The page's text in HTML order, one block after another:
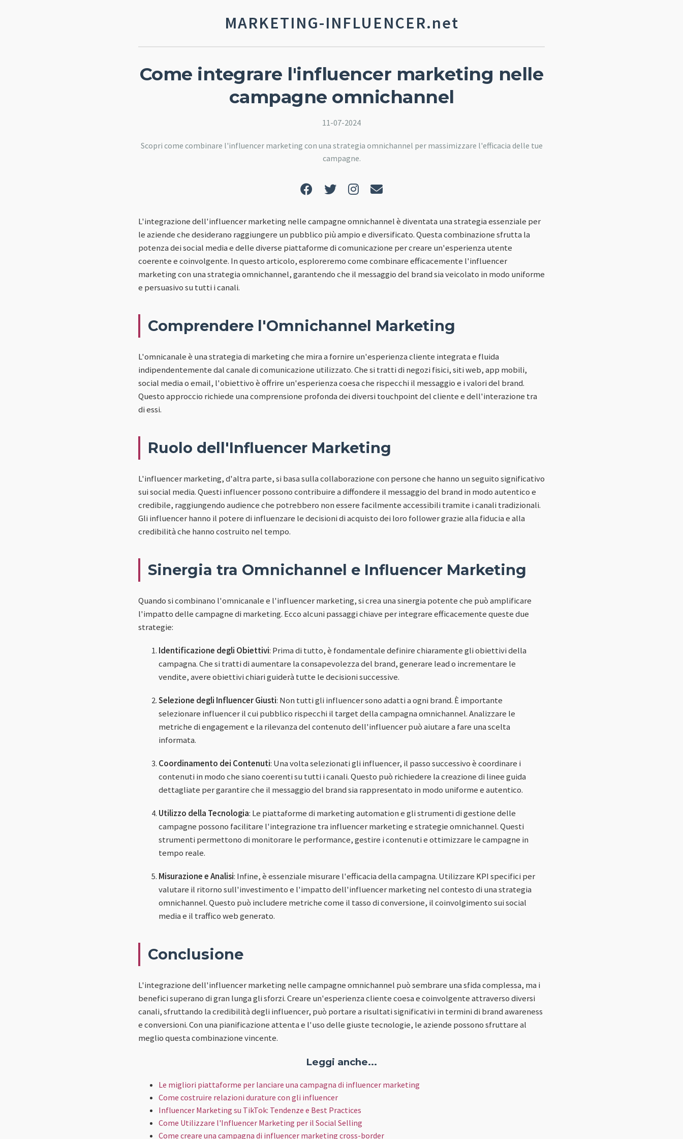
MARKETING-INFLUENCER.net
Come integrare l'influencer marketing nelle
campagne omnichannel
11-07-2024
Scopri come combinare l'influencer marketing con una strategia omnichannel per massimizzare l'efficacia delle tue
campagne.
L'integrazione dell'influencer marketing nelle campagne omnichannel è diventata una strategia essenziale per
le aziende che desiderano raggiungere un pubblico più ampio e diversificato. Questa combinazione sfrutta la
potenza dei social media e delle diverse piattaforme di comunicazione per creare un'esperienza utente
coerente e coinvolgente. In questo articolo, esploreremo come combinare efficacemente l'influencer
marketing con una strategia omnichannel, garantendo che il messaggio del brand sia veicolato in modo uniforme
e persuasivo su tutti i canali.
Comprendere l'Omnichannel Marketing
L'omnicanale è una strategia di marketing che mira a fornire un'esperienza cliente integrata e fluida
indipendentemente dal canale di comunicazione utilizzato. Che si tratti di negozi fisici, siti web, app mobili,
social media o email, l'obiettivo è offrire un'esperienza coesa che rispecchi il messaggio e i valori del brand.
Questo approccio richiede una comprensione profonda dei diversi touchpoint del cliente e dell'interazione tra
di essi.
Ruolo dell'Influencer Marketing
L'influencer marketing, d'altra parte, si basa sulla collaborazione con persone che hanno un seguito significativo
sui social media. Questi influencer possono contribuire a diffondere il messaggio del brand in modo autentico e
credibile, raggiungendo audience che potrebbero non essere facilmente accessibili tramite i canali tradizionali.
Gli influencer hanno il potere di influenzare le decisioni di acquisto dei loro follower grazie alla fiducia e alla
credibilità che hanno costruito nel tempo.
Sinergia tra Omnichannel e Influencer Marketing
Quando si combinano l'omnicanale e l'influencer marketing, si crea una sinergia potente che può amplificare
l'impatto delle campagne di marketing. Ecco alcuni passaggi chiave per integrare efficacemente queste due
strategie:
Identificazione degli Obiettivi: Prima di tutto, è fondamentale definire chiaramente gli obiettivi della
campagna. Che si tratti di aumentare la consapevolezza del brand, generare lead o incrementare le
vendite, avere obiettivi chiari guiderà tutte le decisioni successive.
Selezione degli Influencer Giusti: Non tutti gli influencer sono adatti a ogni brand. È importante
selezionare influencer il cui pubblico rispecchi il target della campagna omnichannel. Analizzare le
metriche di engagement e la rilevanza del contenuto dell'influencer può aiutare a fare una scelta
informata.
Coordinamento dei Contenuti: Una volta selezionati gli influencer, il passo successivo è coordinare i
contenuti in modo che siano coerenti su tutti i canali. Questo può richiedere la creazione di linee guida
dettagliate per garantire che il messaggio del brand sia rappresentato in modo uniforme e autentico.
Utilizzo della Tecnologia: Le piattaforme di marketing automation e gli strumenti di gestione delle
campagne possono facilitare l'integrazione tra influencer marketing e strategie omnichannel. Questi
strumenti permettono di monitorare le performance, gestire i contenuti e ottimizzare le campagne in
tempo reale.
Misurazione e Analisi: Infine, è essenziale misurare l'efficacia della campagna. Utilizzare KPI specifici per
valutare il ritorno sull'investimento e l'impatto dell'influencer marketing nel contesto di una strategia
omnichannel. Questo può includere metriche come il tasso di conversione, il coinvolgimento sui social
media e il traffico web generato.
Conclusione
L'integrazione dell'influencer marketing nelle campagne omnichannel può sembrare una sfida complessa, ma i
benefici superano di gran lunga gli sforzi. Creare un'esperienza cliente coesa e coinvolgente attraverso diversi
canali, sfruttando la credibilità degli influencer, può portare a risultati significativi in termini di brand awareness
e conversioni. Con una pianificazione attenta e l'uso delle giuste tecnologie, le aziende possono sfruttare al
meglio questa combinazione vincente.
Leggi anche...
Le migliori piattaforme per lanciare una campagna di influencer marketing
Come costruire relazioni durature con gli influencer
Influencer Marketing su TikTok: Tendenze e Best Practices
Come Utilizzare l'Influencer Marketing per il Social Selling
Come creare una campagna di influencer marketing cross-border